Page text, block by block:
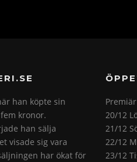
han köpte sin
kronor.
han sälja
visade sig vara
har ökat för
20/12
21/12
22/12
23/12